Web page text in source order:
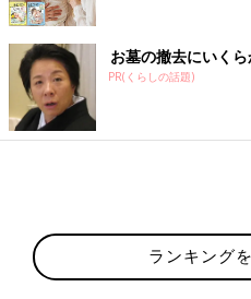
お墓の撤去にいく
PR(くらしの話題)
ランキング